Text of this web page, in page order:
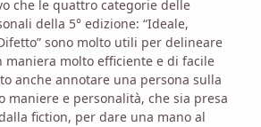
che le quattro categorie delle
della 5° edizione: “Ideale,
sono molto utili per delineare
maniera molto efficiente e di facile
anche annotare una persona sulla
maniere e personalità, che sia presa
fiction, per dare una mano al